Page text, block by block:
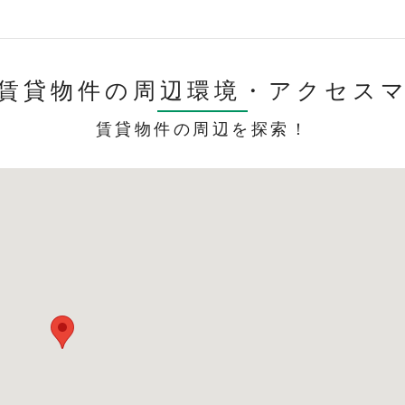
貸物件の周辺環境・ アクセス
賃貸物件の周辺を探索！